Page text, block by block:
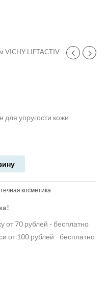
VICHY LIFTACTIV
упругости кожи
косметика
от 70 рублей - бесплатно
от 100 рублей - бесплатно